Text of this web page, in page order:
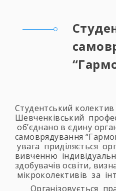
Студентський
Шевченківський
об’єднано в єдину
самоврядування
увага приділяється
вивченню
здобувачів освіти,
мікроколективів за
Організовується